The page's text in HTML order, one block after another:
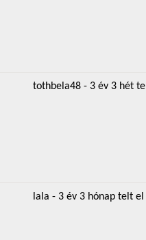
tothbela48 - 3 év 3 hét
lala - 3 év 3 hónap telt el